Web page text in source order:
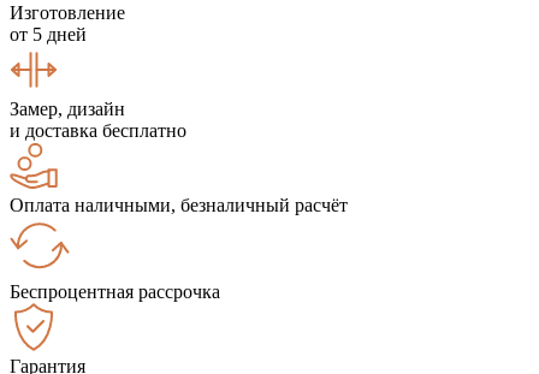
Изготовление
от 5 дней
Замер, дизайн
и доставка бесплатно
Оплата наличными, безналичный расчёт
Беспроцентная рассрочка
Гарантия